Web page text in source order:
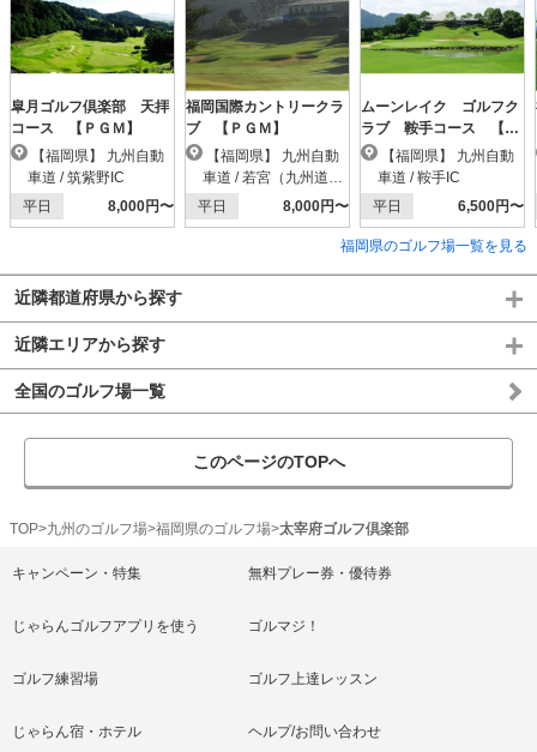
皐月ゴルフ倶楽部 天拝
コース 【ＰＧＭ】
車道 / 筑紫野IC
平日
8,000円〜
福岡国際カントリークラ
ブ 【ＰＧＭ】
車道 / 若宮（九州道）I
C
平日 8,000円〜
ムーンレイク ゴルフク
ラブ 鞍手コース 【Ｐ
ＧＭ】
車道 / 鞍手IC
平日
6,500円〜
福岡県のゴルフ場一覧を見る
近隣都道府県から探す
近隣エリアから探す
全国のゴルフ場一覧
このページのTOPへ
TOP 九州のゴルフ場 福岡県のゴルフ場 太宰府ゴルフ倶楽部
キャンペーン・特集 無料プレー券・優待券
じゃらんゴルフアプリを使う ゴルマジ！
ゴルフ練習場 ゴルフ上達レッスン
じゃらん宿・ホテル ヘルプ/お問い合わせ